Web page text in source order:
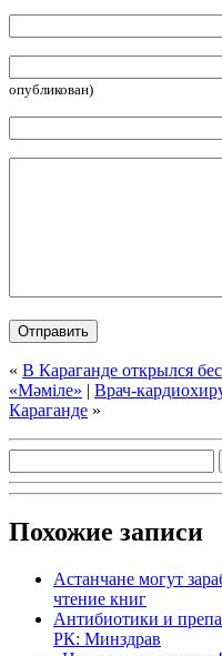
опубликован)
« В Караганде открылся
«Мәміле» | Врач-
Караганде »
Похожие записи
Астанчане могут
чтение книг
Антибиотики и
РК: Минздрав